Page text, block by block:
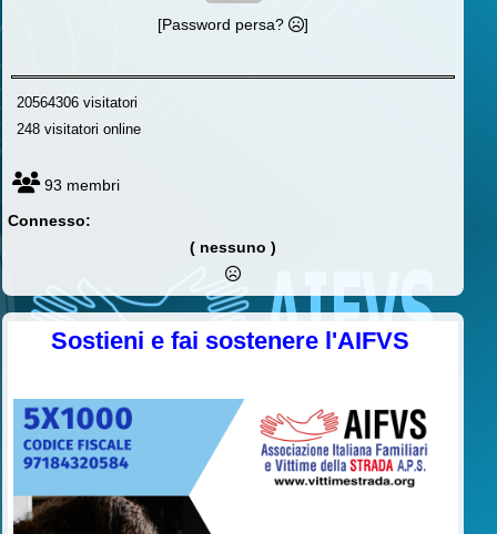
[Password persa? ]
20564306 visitatori
248 visitatori online
93 membri
Connesso:
( nessuno )
Sostieni e fai sostenere l'AIFVS